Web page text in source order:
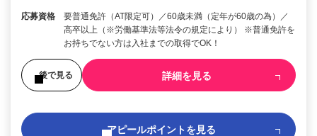
応募資格
要普通免許（AT限定可）／60歳未満（定年が60歳の為）／
高卒以上（※労働基準法等法令の規定により） ※普通免許を
お持ちでない方は入社までの取得でOK！
後で見る 詳細を見る
アピールポイントを見る